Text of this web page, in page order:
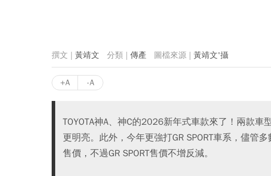
黃靖文 傳產 黃靖文'攝
+A -A
TOYOTA神A、神C的2026新年式車款來了！兩款
更明亮。此外，今年更強打GR SPORT車系，儘管
售價，不過GR SPORT售價不增反減。